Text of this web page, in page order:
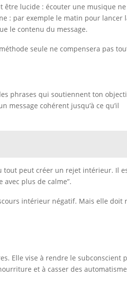
être lucide : écouter une musique ne
: par exemple le matin pour lancer
le contenu du message.
seule ne compensera pas
phrases qui soutiennent ton
message cohérent jusqu’à ce qu’il
tout peut créer un rejet intérieur. Il
plus de calme”.
intérieur négatif. Mais elle doit
Elle vise à rendre le subconscient
et à casser des